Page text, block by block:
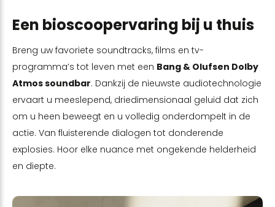
Een bioscoopervaring bij u thuis
Breng uw favoriete soundtracks, films en tv-
programma’s tot leven met een Bang & Olufsen Dolby
Atmos soundbar. Dankzij de nieuwste audiotechnologie
ervaart u meeslepend, driedimensionaal geluid dat zich
om u heen beweegt en u volledig onderdompelt in de
actie. Van fluisterende dialogen tot donderende
explosies. Hoor elke nuance met ongekende helderheid
en diepte.